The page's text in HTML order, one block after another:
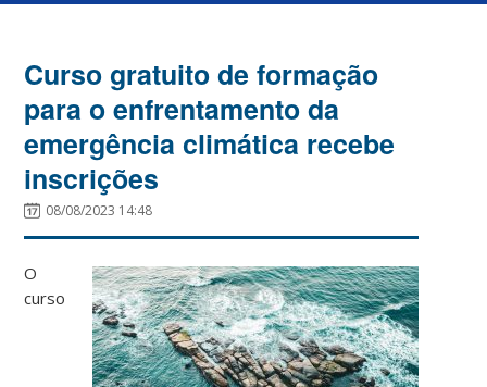
Curso gratuito de formação
para o enfrentamento da
emergência climática recebe
inscrições
08/08/2023 14:48
O
curso